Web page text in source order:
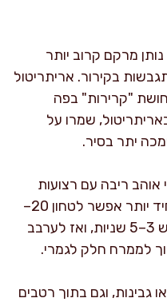
נותן מרקם קרוב יותר
בקירור. אריתריטול
"קרירות" בפה
שמרו על
יתר בסיר.
אוהב ריבה עם רצועות
קליפה, אבל אם רוצים מרקם אחיד יותר אפשר לטחון 20–
30% מהכמות בבלנדר מוט, ממש 3–5 שניות, ואז לערבב
לממרח חלק לגמרי.
גבינות, וגם בתוך רטבים